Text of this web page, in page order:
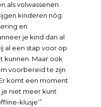
als volwassenen.
kinderen nóg
en
je kind dan al
al een stap voor op
kunnen. Maar ook
voorbereid te zijn
komt een moment
je niet meer kunt
klusje’”.